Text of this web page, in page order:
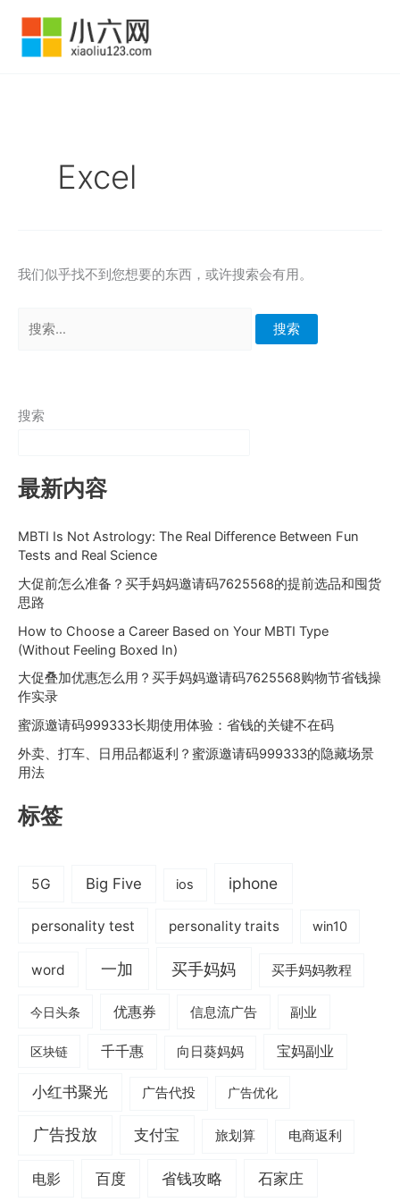
Excel
我们似乎找不到您想要的东西，或许搜索会有用。
索：
搜索
最新内容
MBTI Is Not Astrology: The Real Difference Between Fun
Tests and Real Science
大促前怎么准备？买手妈妈邀请码7625568的提前选品和囤货
思路
How to Choose a Career Based on Your MBTI Type
(Without Feeling Boxed In)
大促叠加优惠怎么用？买手妈妈邀请码7625568购物节省钱操
作实录
蜜源邀请码999333长期使用体验：省钱的关键不在码
外卖、打车、日用品都返利？蜜源邀请码999333的隐藏场景
用法
标签
5G Big Five ios iphone
personality test personality traits win10
word 一加 买手妈妈 买手妈妈教程
今日头条 优惠券 信息流广告 副业
区块链 千千惠 向日葵妈妈 宝妈副业
小红书聚光 广告代投 广告优化
广告投放 支付宝 旅划算 电商返利
电影 百度 省钱攻略 石家庄